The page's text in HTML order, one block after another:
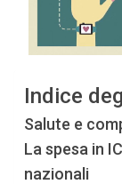
Indice
Salute e
La spesa in
nazionali